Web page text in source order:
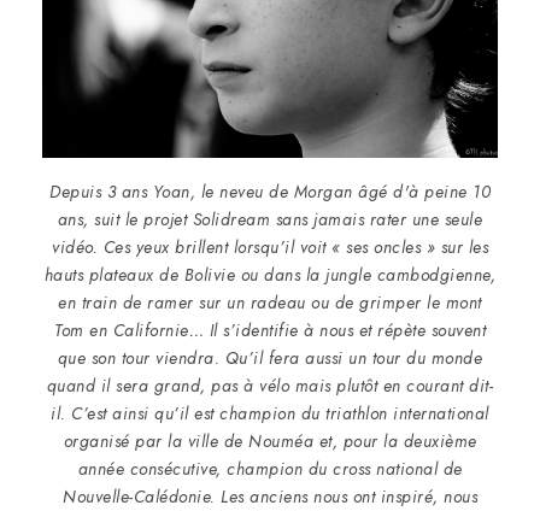
Depuis 3 ans Yoan, le neveu de Morgan âgé d'à peine 10
ans, suit le projet Solidream sans jamais rater une seule
vidéo. Ces yeux brillent lorsqu’il voit « ses oncles » sur les
hauts plateaux de Bolivie ou dans la jungle cambodgienne,
en train de ramer sur un radeau ou de grimper le mont
Tom en Californie… Il s’identifie à nous et répète souvent
que son tour viendra. Qu’il fera aussi un tour du monde
quand il sera grand, pas à vélo mais plutôt en courant dit-
il. C’est ainsi qu’il est champion du triathlon international
organisé par la ville de Nouméa et, pour la deuxième
année consécutive, champion du cross national de
Nouvelle-Calédonie. Les anciens nous ont inspiré, nous